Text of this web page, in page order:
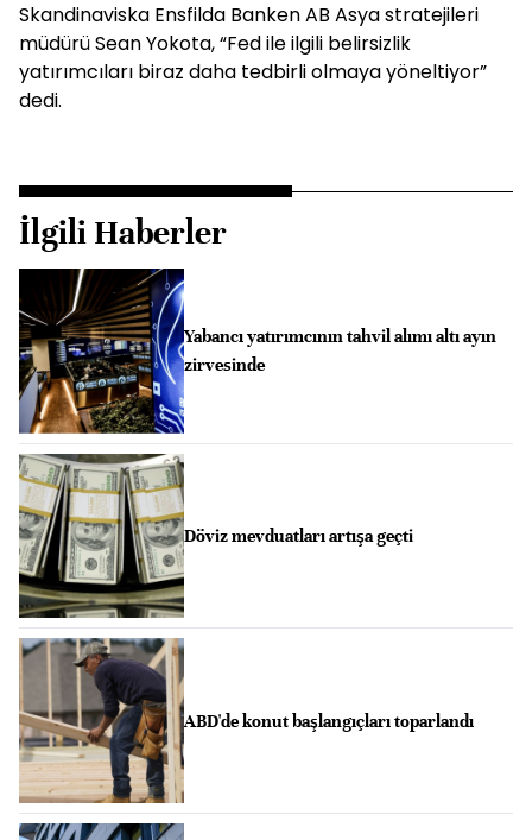
Skandinaviska Ensfilda Banken AB Asya stratejileri
müdürü Sean Yokota, “Fed ile ilgili belirsizlik
yatırımcıları biraz daha tedbirli olmaya yöneltiyor”
dedi.
İlgili Haberler
Yabancı yatırımcının tahvil alımı altı ayın
zirvesinde
Döviz mevduatları artışa geçti
ABD'de konut başlangıçları toparlandı